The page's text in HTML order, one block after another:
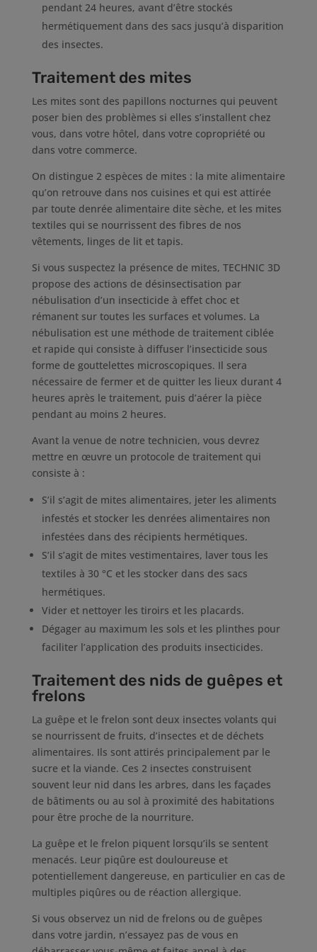
pendant 24 heures, avant d’être stockés
hermétiquement dans des sacs jusqu’à disparition
des insectes.
Traitement des mites
Les mites sont des papillons nocturnes qui peuvent
poser bien des problèmes si elles s’installent chez
vous, dans votre hôtel, dans votre copropriété ou
dans votre commerce.
On distingue 2 espèces de mites : la mite alimentaire
qu’on retrouve dans nos cuisines et qui est attirée
par toute denrée alimentaire dite sèche, et les mites
textiles qui se nourrissent des fibres de nos
vêtements, linges de lit et tapis.
Si vous suspectez la présence de mites, TECHNIC 3D
propose des actions de désinsectisation par
nébulisation d’un insecticide à effet choc et
rémanent sur toutes les surfaces et volumes. La
nébulisation est une méthode de traitement ciblée
et rapide qui consiste à diffuser l’insecticide sous
forme de gouttelettes microscopiques. Il sera
nécessaire de fermer et de quitter les lieux durant 4
heures après le traitement, puis d’aérer la pièce
pendant au moins 2 heures.
Avant la venue de notre technicien, vous devrez
mettre en œuvre un protocole de traitement qui
consiste à :
S’il s’agit de mites alimentaires, jeter les aliments
infestés et stocker les denrées alimentaires non
infestées dans des récipients hermétiques.
S’il s’agit de mites vestimentaires, laver tous les
textiles à 30 °C et les stocker dans des sacs
hermétiques.
Vider et nettoyer les tiroirs et les placards.
Dégager au maximum les sols et les plinthes pour
faciliter l’application des produits insecticides.
Traitement des nids de guêpes et
frelons
La guêpe et le frelon sont deux insectes volants qui
se nourrissent de fruits, d’insectes et de déchets
alimentaires. Ils sont attirés principalement par le
sucre et la viande. Ces 2 insectes construisent
souvent leur nid dans les arbres, dans les façades
de bâtiments ou au sol à proximité des habitations
pour être proche de la nourriture.
La guêpe et le frelon piquent lorsqu’ils se sentent
menacés. Leur piqûre est douloureuse et
potentiellement dangereuse, en particulier en cas de
multiples piqûres ou de réaction allergique.
Si vous observez un nid de frelons ou de guêpes
dans votre jardin, n’essayez pas de vous en